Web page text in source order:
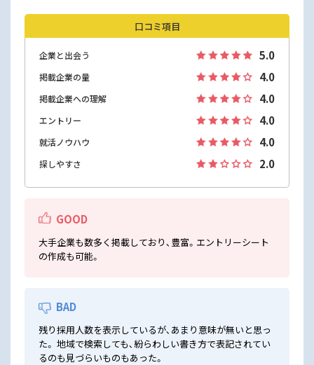
口コミ項目
企業と出会う 5.0
掲載企業の量 4.0
掲載企業への理解 4.0
エントリー 4.0
就活ノウハウ 4.0
探しやすさ 2.0
GOOD
大手企業も数多く掲載しており､豊富。エントリーシート
の作成も可能。
BAD
残り採用人数を表示しているが､あまり意味が無いと思っ
た。 地域で検索しても､紛らわしい書き方で表記されてい
るのも見づらいものもあった。